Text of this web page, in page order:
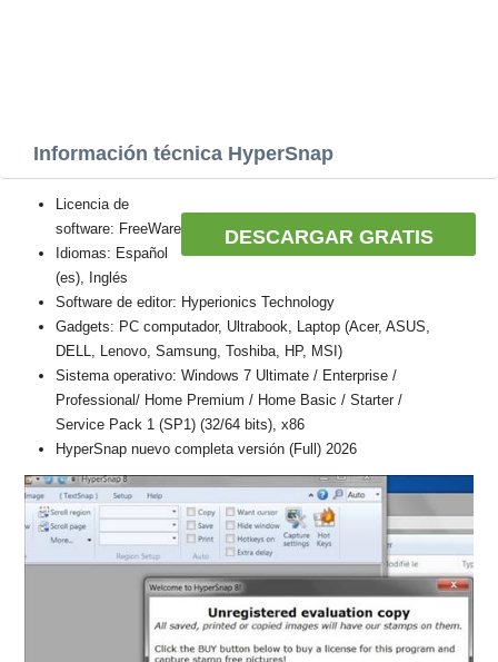
Información técnica HyperSnap
DESCARGAR GRATIS
Licencia de
software: FreeWare
Idiomas: Español
(es), Inglés
Software de editor: Hyperionics Technology
Gadgets: PC computador, Ultrabook, Laptop (Acer, ASUS,
DELL, Lenovo, Samsung, Toshiba, HP, MSI)
Sistema operativo: Windows 7 Ultimate / Enterprise /
Professional/ Home Premium / Home Basic / Starter /
Service Pack 1 (SP1) (32/64 bits), x86
HyperSnap nuevo completa versión (Full) 2026